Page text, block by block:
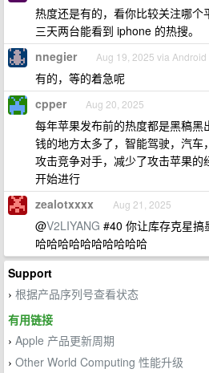
热度还是有的，看你比较关注哪个
三天两台能看到 iphone 的热搜。
nnegier Aug 19, 2025 via Android
有的，等的着急呢
cpper Aug 20, 2025
每年苹果发布前的热度都是黑稿
钱的地方太多了，智能驾驶，汽
攻击竞争对手，减少了攻击苹果
开始进行
zealotxxxx Aug 21, 2025
@V2LIYANG #40 你让库存克星搞
哈哈哈哈哈哈哈哈哈哈
Support
› 根据产品序列号查看状态
有用链接
› Apple 产品更新周期
› Other World Computing 性能升级